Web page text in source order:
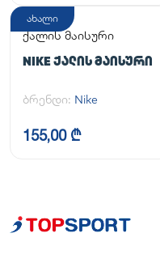
ახალი
ქალის მაისური
NIKE ᲥᲐᲚᲘᲡ ᲛᲐᲘᲡᲣᲠᲘ
ბრენდი: Nike
155,00 ₾